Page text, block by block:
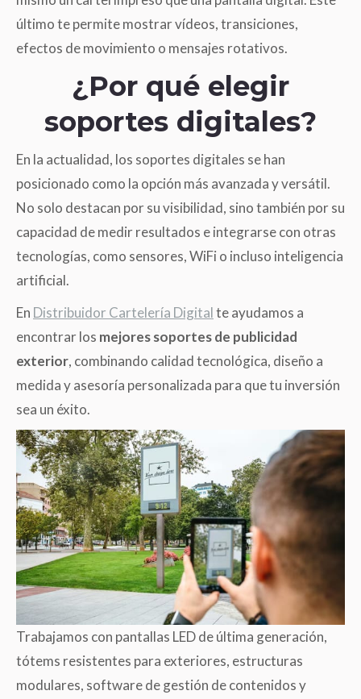
último te permite mostrar vídeos, transiciones,
efectos de movimiento o mensajes rotativos.
¿Por qué elegir
soportes digitales?
En la actualidad, los soportes digitales se han
posicionado como la opción más avanzada y versátil.
No solo destacan por su visibilidad, sino también por su
capacidad de medir resultados e integrarse con otras
tecnologías, como sensores, WiFi o incluso inteligencia
artificial.
En Distribuidor Cartelería Digitalte ayudamos a
encontrar los mejores soportes de publicidad
exterior, combinando calidad tecnológica, diseño a
medida y asesoría personalizada para que tu inversión
sea un éxito.
Trabajamos con pantallas LED de última generación,
tótems resistentes para exteriores, estructuras
modulares, software de gestión de contenidos y